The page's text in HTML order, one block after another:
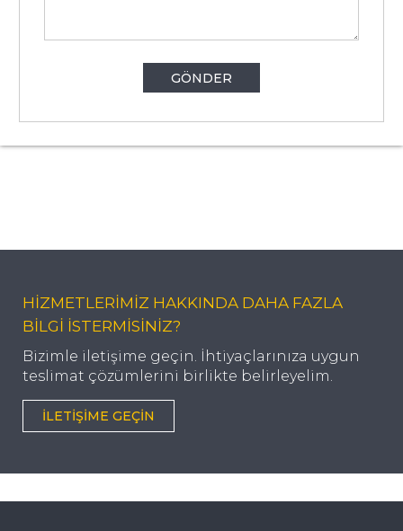
GÖNDER
HİZMETLERİMİZ HAKKINDA DAHA FAZLA
BİLGİ İSTERMİSİNİZ?
Bizimle iletişime geçin. İhtiyaçlarınıza uygun
teslimat çözümlerini birlikte belirleyelim.
İLETIŞIME GEÇIN